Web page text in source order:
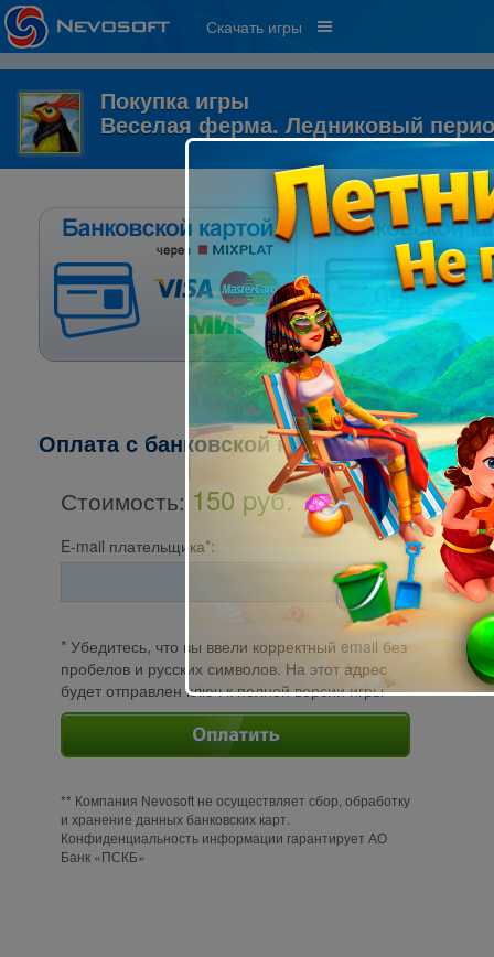
Скачать игры
Покупка игры
Веселая ферма. Ледниковый
Оплата с банковской карты через
Стоимость: 150 pуб.
E-mail плательщика*:
* Убедитесь, что вы ввели корректный email без
пробелов и русских символов. На этот адрес
будет отправлен ключ к полной версии игры
** Компания Nevosoft не осуществляет сбор, обработку
и хранение данных банковских карт.
Конфиденциальность информации гарантирует АО
Банк «ПСКБ»